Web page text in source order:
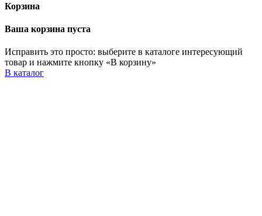
Корзина
Ваша корзина пуста
Исправить это просто: выберите в каталоге интересующий
товар и нажмите кнопку «В корзину»
В каталог